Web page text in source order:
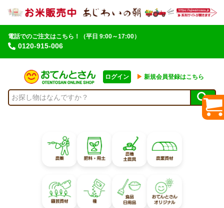
電話でのご注文はこちら！
0120-915-006
（平日 9:00～17:00）
ログイン ▶︎ 新規会員登録はこちら